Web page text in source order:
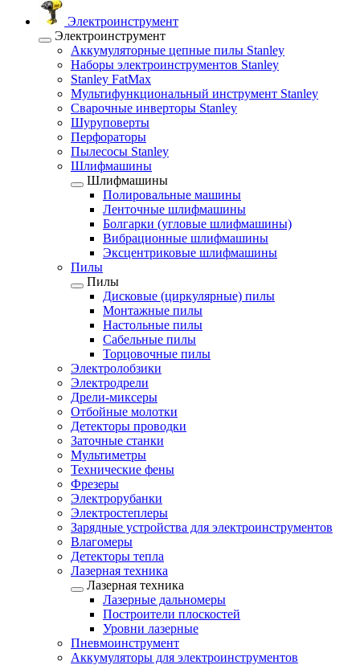
Электроинструмент
Электроинструмент
Аккумуляторные цепные пилы Stanley
Наборы электроинструментов Stanley
Stanley FatMax
Мультифункциональный инструмент Stanley
Сварочные инверторы Stanley
Шуруповерты
Перфораторы
Пылесосы Stanley
Шлифмашины
Шлифмашины
Полировальные машины
Ленточные шлифмашины
Болгарки (угловые шлифмашины)
Вибрационные шлифмашины
Эксцентриковые шлифмашины
Пилы
Пилы
Дисковые (циркулярные) пилы
Монтажные пилы
Настольные пилы
Сабельные пилы
Торцовочные пилы
Электролобзики
Электродрели
Дрели-миксеры
Отбойные молотки
Детекторы проводки
Заточные станки
Мультиметры
Технические фены
Фрезеры
Электрорубанки
Электростеплеры
Зарядные устройства для электроинструментов
Влагомеры
Детекторы тепла
Лазерная техника
Лазерная техника
Лазерные дальномеры
Построители плоскостей
Уровни лазерные
Пневмоинструмент
Аккумуляторы для электроинструментов